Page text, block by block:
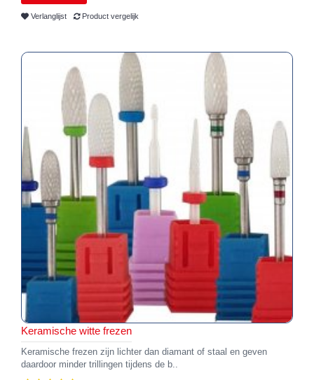
Verlanglijst Product vergelijk
Keramische witte frezen
Keramische frezen zijn lichter dan diamant of staal en geven
daardoor minder trillingen tijdens de b..